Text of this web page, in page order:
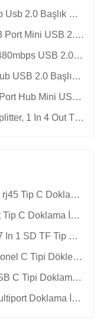
CE RoHS 480mbps 10 Port Hub Usb 2.0 Başlık Bölücü
PC Dizüstü Bilgisayar Colorful 3 Port Mini USB 2.0 Splitter Adapter Hub
12 Port LED İzleyici Bilgisayar 480mbps USB 2.0 Hub
Beyaz Mavi 480mbps 10 Port Hub USB 2.0 Başlık Bölücü
PC Dizüstü Bilgisayar Renkli 3 Port Hub Mini USB 2.0 Splitter Adaptörü
Sabit Transmission USB Hub Splitter, 1 In 4 Out Thin Slim USB 2.0 Hub
USB 3.0 Port TF Kart Slot 6 In 1 rj45 Tip C Doklama İstasyonu
5 In 1 C USB Adaptörü Multiport Tip C Doklama İstasyonu
Dizüstü Bilgisayar Standı USB 7 In 1 SD TF Tip C Doklama İstasyonu
Veri Aktarımı 6 In 1 Çok Fonksiyonel C Tipi Dökleme İstasyonu
Veri Aktarımı 4k HDMI 1080p USB C Tipi Doklama İstasyonu
3 In 1 USB Type C Hub Type Multiport Doklama İstasyonu